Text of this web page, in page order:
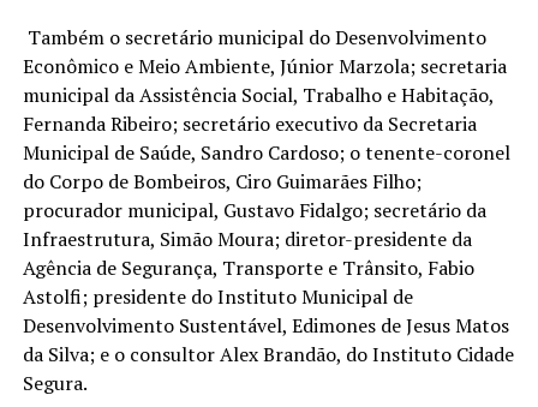
Também o secretário municipal do Desenvolvimento
Econômico e Meio Ambiente, Júnior Marzola; secretaria
municipal da Assistência Social, Trabalho e Habitação,
Fernanda Ribeiro; secretário executivo da Secretaria
Municipal de Saúde, Sandro Cardoso; o tenente-coronel
do Corpo de Bombeiros, Ciro Guimarães Filho;
procurador municipal, Gustavo Fidalgo; secretário da
Infraestrutura, Simão Moura; diretor-presidente da
Agência de Segurança, Transporte e Trânsito, Fabio
Astolfi; presidente do Instituto Municipal de
Desenvolvimento Sustentável, Edimones de Jesus Matos
da Silva; e o consultor Alex Brandão, do Instituto Cidade
Segura.